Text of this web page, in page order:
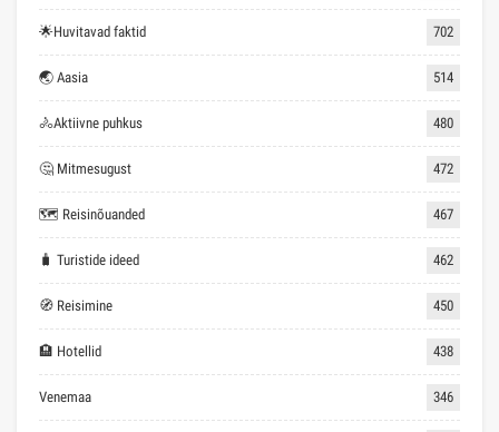
🌟Huvitavad faktid 702
🌏 Aasia 514
🚴Aktiivne puhkus 480
🤔 Mitmesugust 472
🗺 Reisinõuanded 467
🧳 Turistide ideed 462
🧭 Reisimine 450
🏨 Hotellid 438
Venemaa 346